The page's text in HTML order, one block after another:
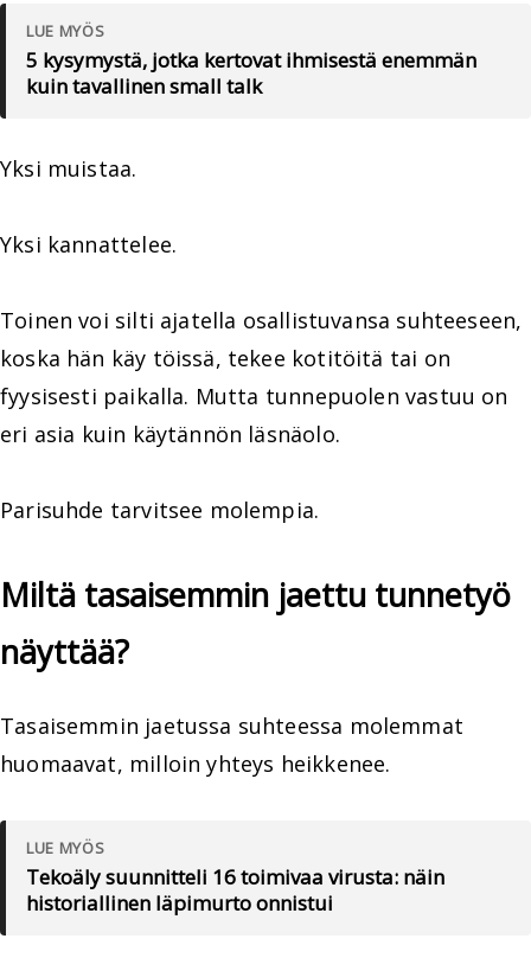
LUE MYÖS
5 kysymystä, jotka kertovat ihmisestä enemmän
kuin tavallinen small talk
Yksi muistaa.
Yksi kannattelee.
Toinen voi silti ajatella osallistuvansa suhteeseen,
koska hän käy töissä, tekee kotitöitä tai on
fyysisesti paikalla. Mutta tunnepuolen vastuu on
eri asia kuin käytännön läsnäolo.
Parisuhde tarvitsee molempia.
Miltä tasaisemmin jaettu tunnetyö
näyttää?
Tasaisemmin jaetussa suhteessa molemmat
huomaavat, milloin yhteys heikkenee.
LUE MYÖS
Tekoäly suunnitteli 16 toimivaa virusta: näin
historiallinen läpimurto onnistui